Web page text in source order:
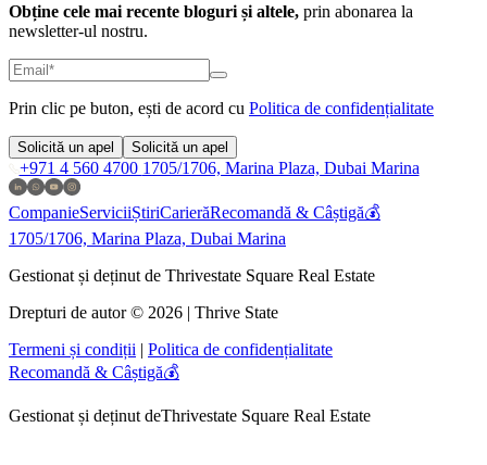
Obține cele mai recente bloguri și altele, prin abonarea la
newsletter-ul nostru.
Prin clic pe buton, ești de acord cu Politica de confidențialitate
Solicită un apel Solicită un apel
+971 4 560 4700 1705/1706, Marina Plaza, Dubai Marina
CompanieServiciiȘtiriCarierăRecomandă & Câștigă💰
1705/1706, Marina Plaza, Dubai Marina
Gestionat și deținut de Thrivestate Square Real Estate
Drepturi de autor © 2026 | Thrive State
Termeni și condiții | Politica de confidențialitate
Recomandă & Câștigă💰
Gestionat și deținut deThrivestate Square Real Estate